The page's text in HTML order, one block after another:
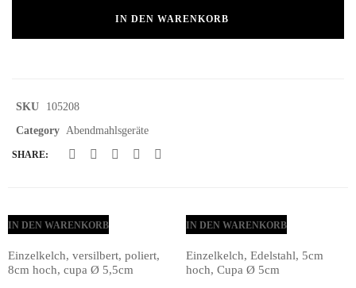
IN DEN WARENKORB
SKU
105208
Category Abendmahlsgeräte
SHARE:
IN DEN WARENKORB
Einzelkelch, versilbert, poliert,
8cm hoch, cupa Ø 5,5cm
IN DEN WARENKORB
Einzelkelch, Edelstahl, 5cm
hoch, Cupa Ø 5cm